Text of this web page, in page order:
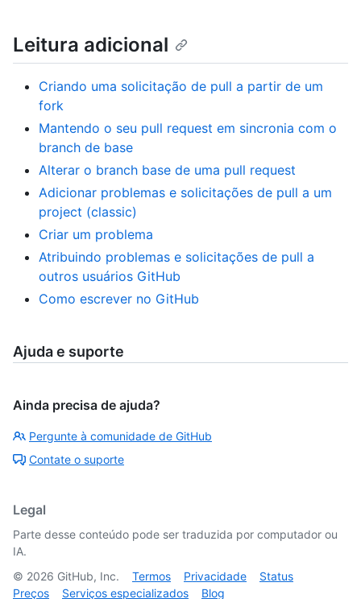
Leitura adicional
Criando uma solicitação de pull a partir de um
fork
Mantendo o seu pull request em sincronia com o
branch de base
Alterar o branch base de uma pull request
Adicionar problemas e solicitações de pull a um
project (classic)
Criar um problema
Atribuindo problemas e solicitações de pull a
outros usuários GitHub
Como escrever no GitHub
Ajuda e suporte
Ainda precisa de ajuda?
Pergunte à comunidade de GitHub
Contate o suporte
Legal
Parte desse conteúdo pode ser traduzida por computador ou
IA.
© 2026 GitHub, Inc. Termos Privacidade
Status
Preços
Serviços especializados Blog